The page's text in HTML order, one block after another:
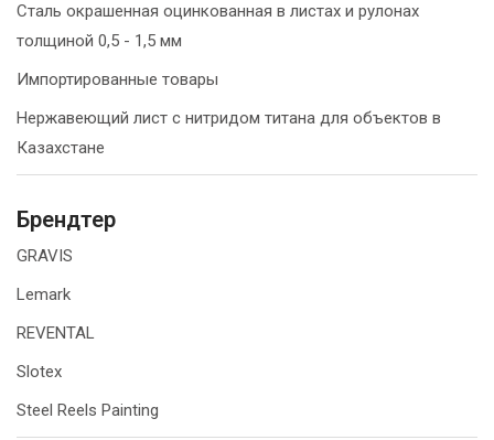
Сталь окрашенная оцинкованная в листах и рулонах
толщиной 0,5 - 1,5 мм
Импортированные товары
Нержавеющий лист с нитридом титана для объектов в
Казахстане
Брендтер
GRAVIS
Lemark
REVENTAL
Slotex
Steel Reels Painting